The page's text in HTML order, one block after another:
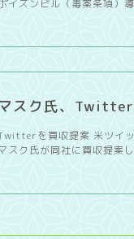
イズンピル（毒薬条項）
マスク氏、
を買収提案 米ツイッ
スク氏が同社に買収提案